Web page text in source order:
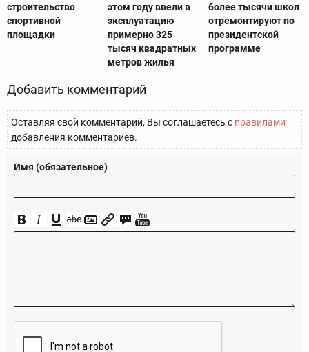
строительство
спортивной
площадки
этом году ввели в
эксплуатацию
примерно 325
тысяч квадратных
метров жилья
более тысячи школ
отремонтируют по
президентской
программе
Добавить комментарий
Оставляя свой комментарий, Вы соглашаетесь с правилами
добавления комментариев.
Имя (обязательное)